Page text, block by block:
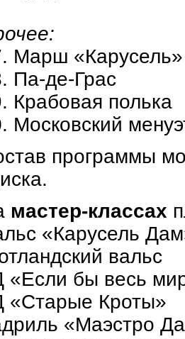
Марш «Карусель»
Па-де-Грас
Крабовая полька
Московский
программы
мастер-классах
«Карусель
вальс
«Если бы весь
«Старые Кроты»
«Маэстро